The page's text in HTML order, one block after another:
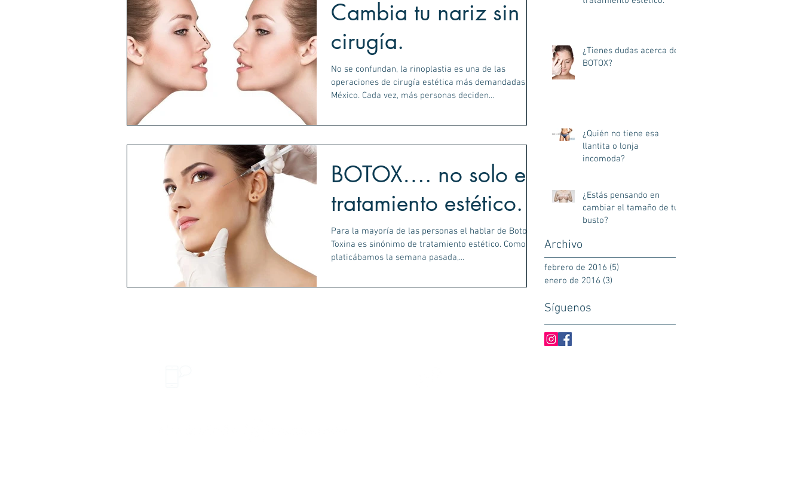
Cambia tu nariz sin
cirugía.
No se confundan, la rinoplastia es una de las
operaciones de cirugía estética más demandadas en
México. Cada vez, más personas deciden...
BOTOX…. no solo es
tratamiento estético.
Para la mayoría de las personas el hablar de Botox o
Toxina es sinónimo de tratamiento estético. Como lo
platicábamos la semana pasada,...
¿Tienes dudas acerca del
BOTOX?
¿Quién no tiene esa
llantita o lonja
incomoda?
¿Estás pensando en
cambiar el tamaño de tu
busto?
Archivo
febrero de 2016 (5)
enero de 2016 (3)
Síguenos